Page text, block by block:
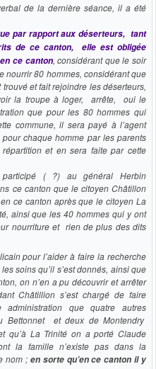
de la dernière séance, il a été
par rapport aux déserteurs, tant
de ce canton, elle est obligée
ce canton, considérant que le soir
nourrir 80 hommes, considérant que
et fait rejoindre les déserteurs,
la troupe à loger, arrête, oui le
que pour les 80 hommes qui
commune, il sera payé à l’agent
chaque homme par les parents
et en sera faite par cette
( ?) au général Herbin
ce canton que le citoyen Châtillon
ce canton après que le citoyen La
ainsi que les 40 hommes qui y ont
nourriture et rien de plus des dits
pour l’aider à faire la recherche
soins qu’il s’est donnés, ainsi que
on n’en a pu découvrir et arrêter
Châtillion s’est chargé de faire
que quatre autres
et deux de Montendry
qu’à La Trinité on a porté Claude
la famille n’existe pas dans la
nom ; en sorte qu’en ce canton il y